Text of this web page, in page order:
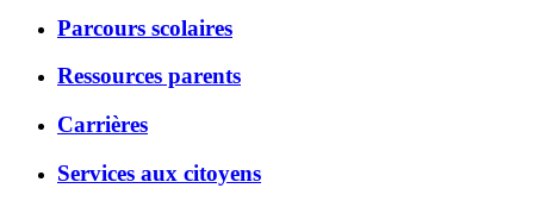
Parcours scolaires
Ressources parents
Carrières
Services aux citoyens